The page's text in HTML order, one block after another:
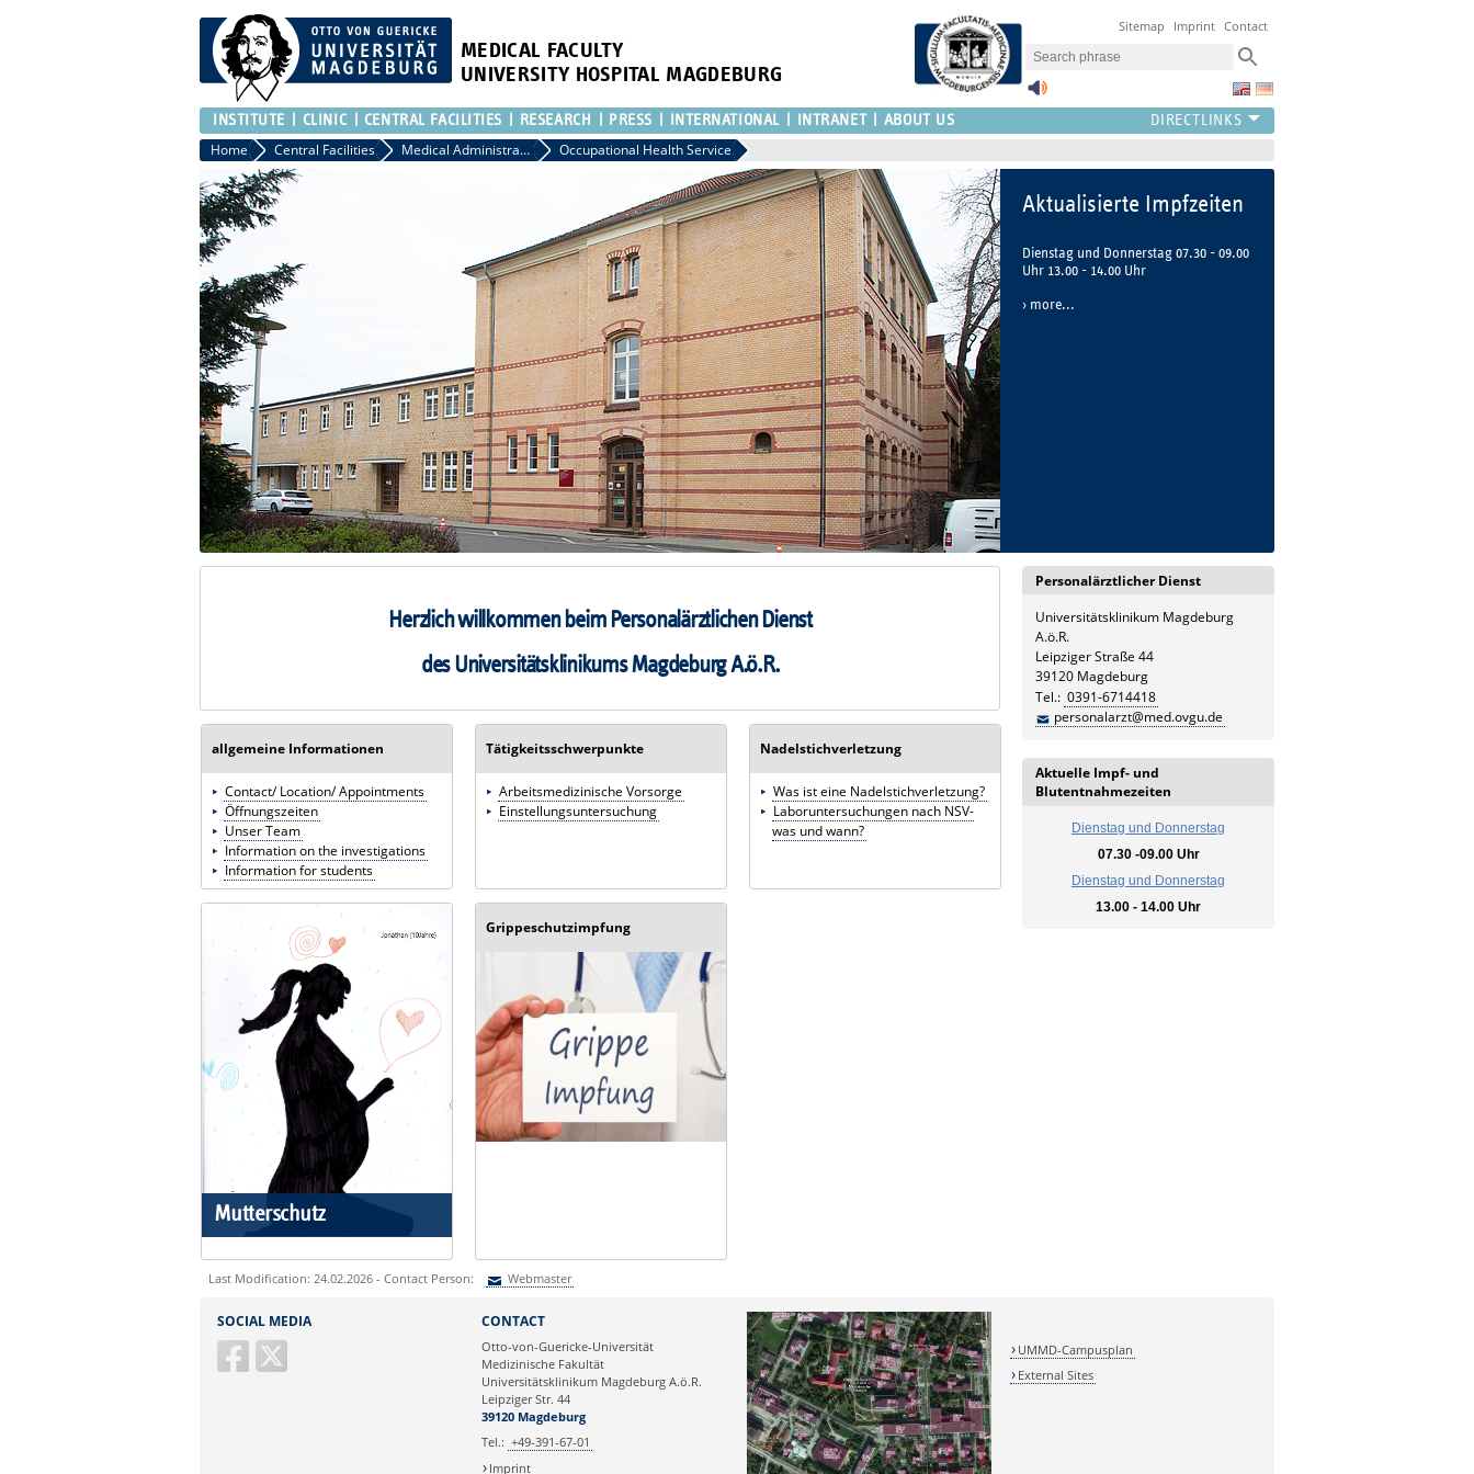
MEDICAL FACULTY
UNIVERSITY HOSPITAL MAGDEBURG
Sitemap Imprint Contact
INSTITUTE CLINIC CENTRAL FACILITIES RESEARCH PRESS INTERNATIONAL INTRANET ABOUT US
Home Central Facilities Medical Administration Occupational Health Service
Aktualisierte Impfzeiten
Dienstag und Donnerstag 07.30 - 09.00
Uhr 13.00 - 14.00 Uhr
more...
Herzlich willkommen beim Personalärztlichen Dienst
des Universitätsklinikums Magdeburg A.ö.R.
allgemeine Informationen
Contact/ Location/ Appointments
Öffnungszeiten
Unser Team
Information on the investigations
Information for students
Tätigkeitsschwerpunkte
Arbeitsmedizinische Vorsorge
Einstellungsuntersuchung
Nadelstichverletzung
Was ist eine Nadelstichverletzung?
Laboruntersuchungen nach NSV-
was und wann?
Mutterschutz
Grippeschutzimpfung
Personalärztlicher Dienst
Universitätsklinikum Magdeburg
A.ö.R.
Leipziger Straße 44
39120 Magdeburg
Tel.: 0391-6714418
personalarzt@med.ovgu.de
Aktuelle Impf- und
Blutentnahmezeiten
Dienstag und Donnerstag
07.30 -09.00 Uhr
Dienstag und Donnerstag
13.00 - 14.00 Uhr
Last Modification: 24.02.2026 - Contact Person: Webmaster
Ihre E-Mailadresse:
SOCIAL MEDIA CONTACT
Otto-von-Guericke-Universität
Medizinische Fakultät
Universitätsklinikum Magdeburg A.ö.R.
Leipziger Str. 44
39120 Magdeburg
Tel.: +49-391-67-01
Imprint
UMMD-Campusplan
External Sites